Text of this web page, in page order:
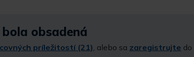
obsadená
príležitostí (21), alebo sa zaregistrujte